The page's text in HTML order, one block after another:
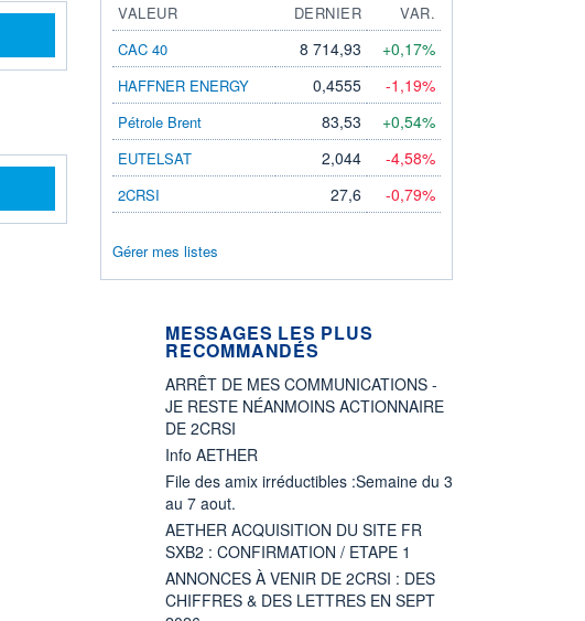
VALEUR DERNIER
VAR.
CAC 40
8 714,93 +0,17%
HAFFNER ENERGY 0,4555 -1,19%
Pétrole Brent 83,53 +0,54%
EUTELSAT 2,044 -4,58%
2CRSI 27,6 -0,79%
Gérer mes listes
MESSAGES LES PLUS
RECOMMANDÉS
ARRÊT DE MES COMMUNICATIONS -
JE RESTE NÉANMOINS ACTIONNAIRE
DE 2CRSI
Info AETHER
File des amix irréductibles :Semaine du 3
au 7 aout.
AETHER ACQUISITION DU SITE FR
SXB2 : CONFIRMATION / ETAPE 1
ANNONCES À VENIR DE 2CRSI : DES
CHIFFRES & DES LETTRES EN SEPT